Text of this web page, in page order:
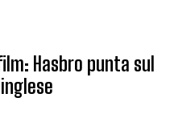
Hasbro punta sul